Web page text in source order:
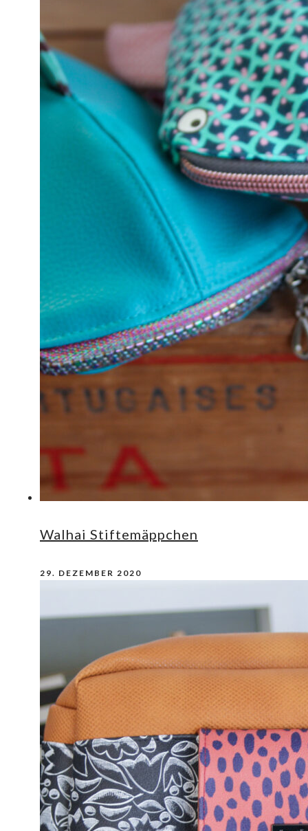
Walhai Stiftemäppchen
29. DEZEMBER 2020